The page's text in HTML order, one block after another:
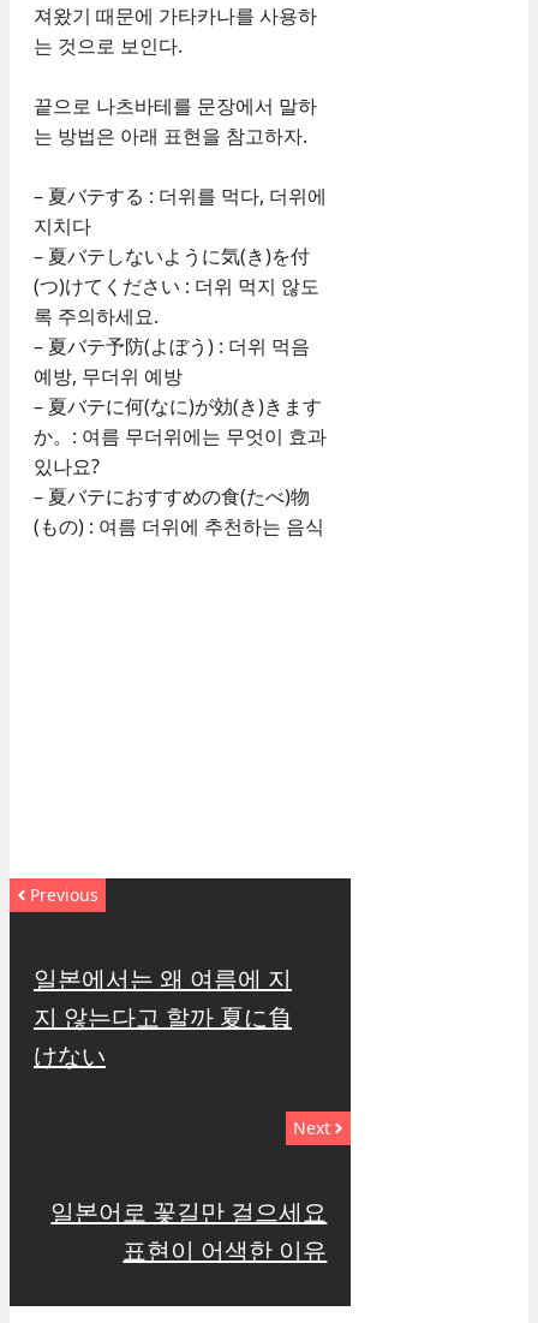
져왔기 때문에 가타카나를 사용하
는 것으로 보인다.
끝으로 나츠바테를 문장에서 말하
는 방법은 아래 표현을 참고하자.
– 夏バテする : 더위를 먹다, 더위에
지치다
– 夏バテしないように気(き)を付
(つ)けてください : 더위 먹지 않도
록 주의하세요.
– 夏バテ予防(よぼう) : 더위 먹음
예방, 무더위 예방
– 夏バテに何(なに)が効(き)きます
か。: 여름 무더위에는 무엇이 효과
있나요?
– 夏バテにおすすめの食(たべ)物
(もの) : 여름 더위에 추천하는 음식
Previous
일본에서는 왜 여름에 지
지 않는다고 할까 夏に負
けない
Next
일본어로 꽃길만 걸으세요
표현이 어색한 이유